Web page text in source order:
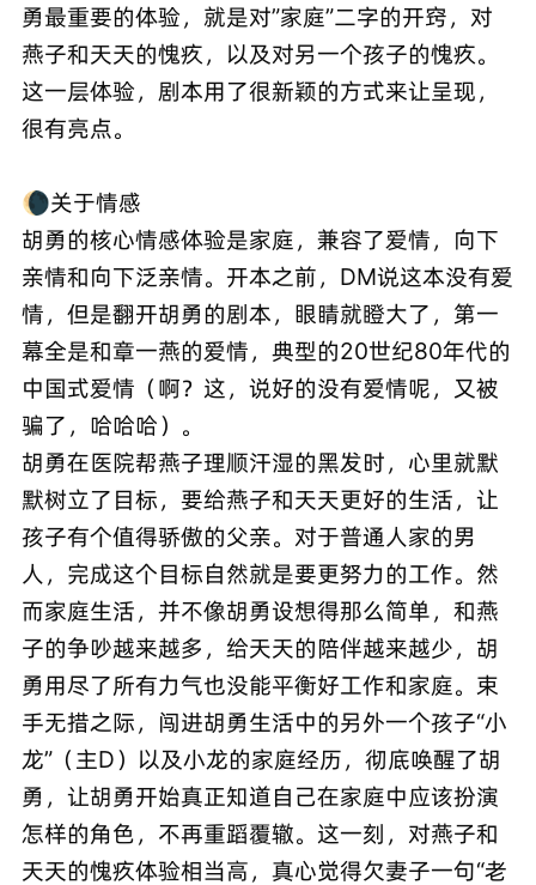
勇最重要的体验，就是对”家庭”二字的开窍，对
燕子和天天的愧疚，以及对另一个孩子的愧疚。
这一层体验，剧本用了很新颖的方式来让呈现，
很有亮点。
🌘关于情感
胡勇的核心情感体验是家庭，兼容了爱情，向下
亲情和向下泛亲情。开本之前，DM说这本没有爱
情，但是翻开胡勇的剧本，眼睛就瞪大了，第一
幕全是和章一燕的爱情，典型的20世纪80年代的
中国式爱情（啊？这，说好的没有爱情呢，又被
骗了，哈哈哈）。
胡勇在医院帮燕子理顺汗湿的黑发时，心里就默
默树立了目标，要给燕子和天天更好的生活，让
孩子有个值得骄傲的父亲。对于普通人家的男
人，完成这个目标自然就是要更努力的工作。然
而家庭生活，并不像胡勇设想得那么简单，和燕
子的争吵越来越多，给天天的陪伴越来越少，胡
勇用尽了所有力气也没能平衡好工作和家庭。束
手无措之际，闯进胡勇生活中的另外一个孩子“小
龙”（主D）以及小龙的家庭经历，彻底唤醒了胡
勇，让胡勇开始真正知道自己在家庭中应该扮演
怎样的角色，不再重蹈覆辙。这一刻，对燕子和
天天的愧疚体验相当高，真心觉得欠妻子一句“老